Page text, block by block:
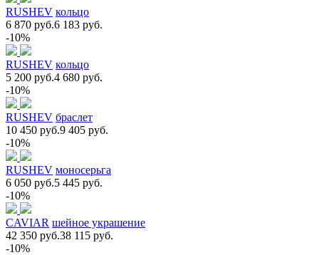
RUSHEV кольцо
6 870 руб.6 183 руб.
-10%
RUSHEV кольцо
5 200 руб.4 680 руб.
-10%
RUSHEV браслет
10 450 руб.9 405 руб.
-10%
RUSHEV моносерьга
6 050 руб.5 445 руб.
-10%
CAVIAR шейное украшение
42 350 руб.38 115 руб.
-10%